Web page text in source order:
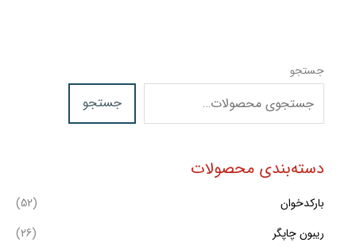
جستجو
جستجو
دسته‌بندی محصولات
بارکدخوان
(52)
ریبون چاپگر
(26)